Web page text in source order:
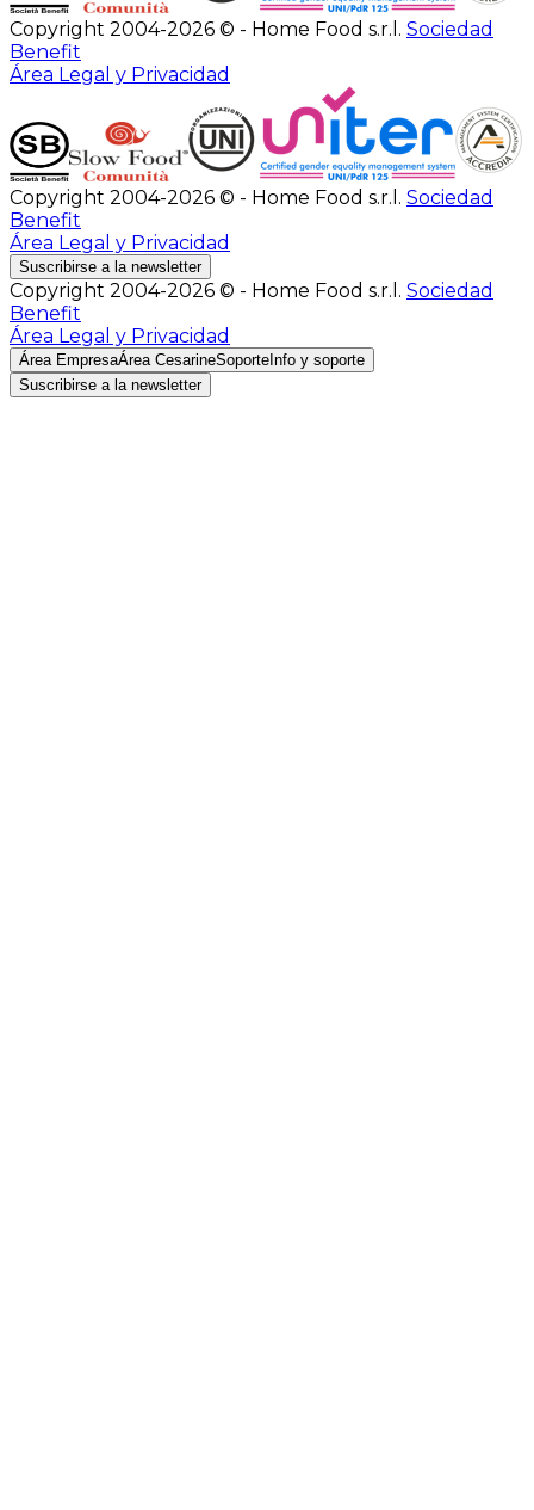
Copyright 2004-2026 © - Home Food s.r.l. Sociedad
Benefit
Área Legal y Privacidad
Copyright 2004-2026 © - Home Food s.r.l. Sociedad
Benefit
Área Legal y Privacidad
Suscribirse a la newsletter
Copyright 2004-2026 © - Home Food s.r.l. Sociedad
Benefit
Área Legal y Privacidad
Área EmpresaÁrea CesarineSoporte Info y soporte
Suscribirse a la newsletter